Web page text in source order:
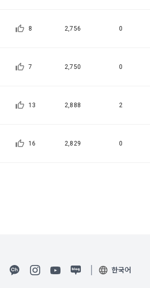
일 주소
용도로
거래법, 전
정할 수 있
적용일자
금 결제, 물
8 2,756 0
7 2,750 0
13 2,888 2
16 2,829 0
한국어